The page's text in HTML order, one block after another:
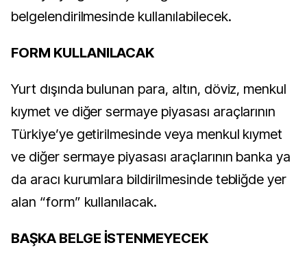
belgelendirilmesinde kullanılabilecek.
FORM KULLANILACAK
Yurt dışında bulunan para, altın, döviz, menkul
kıymet ve diğer sermaye piyasası araçlarının
Türkiye’ye getirilmesinde veya menkul kıymet
ve diğer sermaye piyasası araçlarının banka ya
da aracı kurumlara bildirilmesinde tebliğde yer
alan “form” kullanılacak.
BAŞKA BELGE İSTENMEYECEK